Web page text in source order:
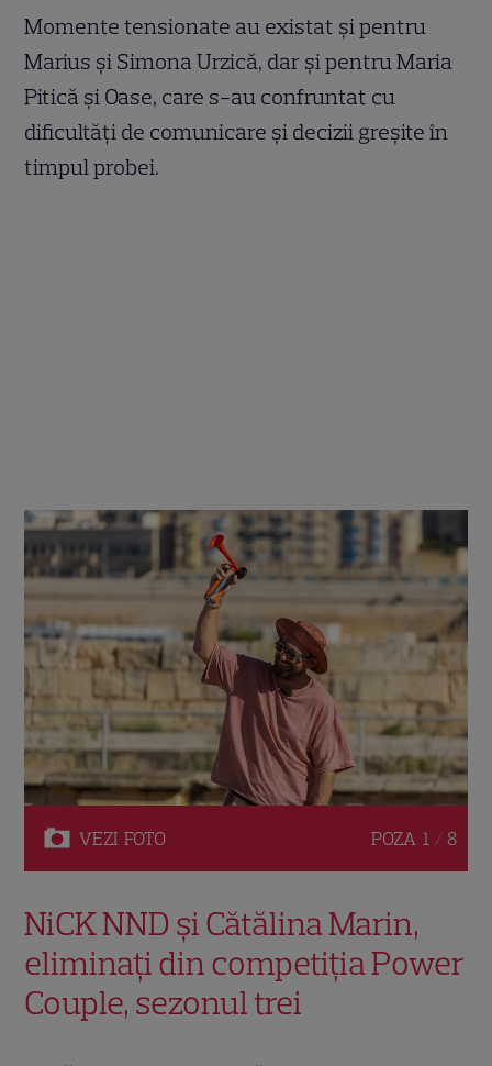
Momente tensionate au existat și pentru
Marius și Simona Urzică, dar și pentru Maria
Pitică și Oase, care s-au confruntat cu
dificultăți de comunicare și decizii greșite în
timpul probei.
VEZI FOTO POZA 1 / 8
NiCK NND și Cătălina Marin,
eliminați din competiția Power
Couple, sezonul trei